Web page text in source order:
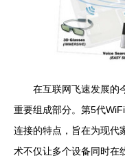
在互联网飞速发展的
重要组成部分。第5代
连接的特点，旨在为现代
术不仅让多个设备同时在